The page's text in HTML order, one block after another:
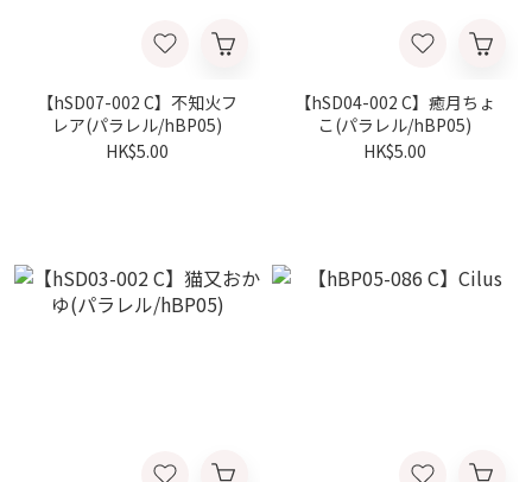
【hSD07-002 C】不知火フ
レア(パラレル/hBP05)
HK$5.00
【hSD04-002 C】癒月ちょ
こ(パラレル/hBP05)
HK$5.00